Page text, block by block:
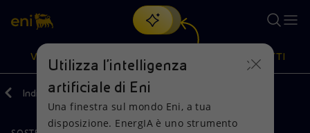
Cerca
scopri EnergIA, la nostra nuova soluzione di intelligenza
artificiale.
VISIONE PRODOTTI
Indietro Media News
Utilizza l'intelligenza
artificiale di Eni
Una finestra sul mondo Eni, a tua
disposizione. EnergIA è uno strumento